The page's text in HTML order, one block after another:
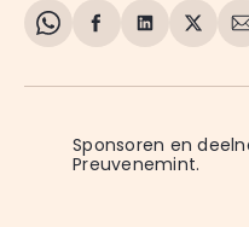
Share
WhatsApp
Delen
Facebook
Delen
LinkedIn
X
Sponsoren en
Preuvenemint.